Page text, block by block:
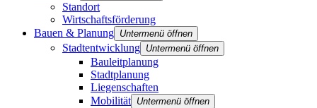
Standort
Wirtschaftsförderung
Bauen & Planung Untermenü öffnen
Stadtentwicklung Untermenü öffnen
Bauleitplanung
Stadtplanung
Liegenschaften
Mobilität Untermenü öffnen